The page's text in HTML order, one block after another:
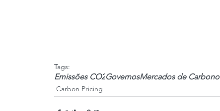
Tags:
Emissões CO2GovernosMercados de Carbono
Carbon Pricing